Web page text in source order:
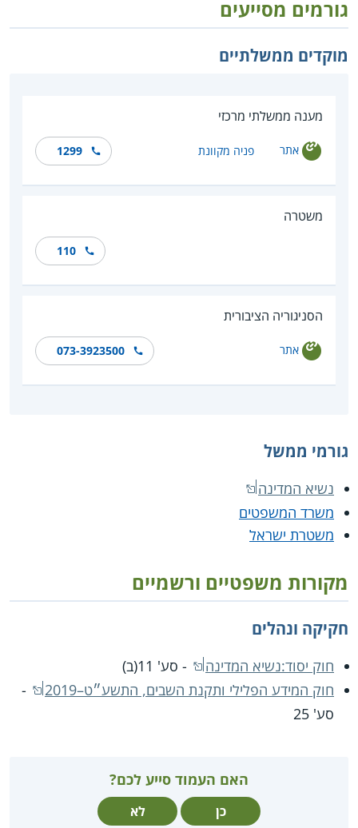
גורמים מסייעים
מוקדים ממשלתיים
מענה ממשלתי מרכזי
אתר פניה מקוונת 1299
משטרה
110
הסניגוריה הציבורית
אתר 073-3923500
גורמי ממשל
נשיא המדינה
משרד המשפטים
משטרת ישראל
מקורות משפטיים ורשמיים
חקיקה ונהלים
חוק יסוד:נשיא המדינה
- סע' 11(ב)
חוק המידע הפלילי ותקנת השבים, התשע״ט–2019
-
סע' 25
האם העמוד סייע לכם?
כן לא